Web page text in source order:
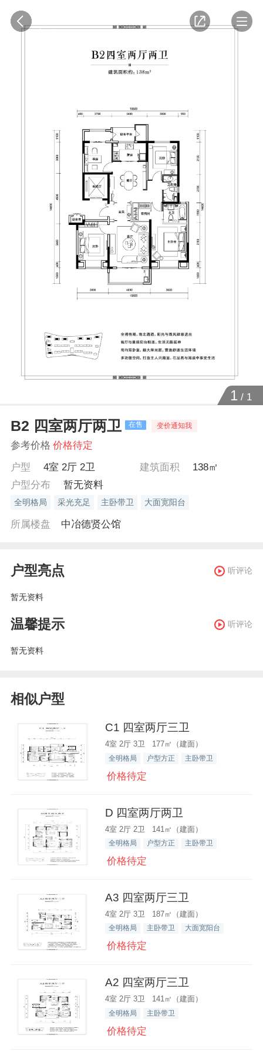
1 / 1
B2 四室两厅两卫 在售 变价通知我
参考价格 价格待定
户型
4室 2厅 2卫 建筑面积
138㎡
户型分布
暂无资料
全明格局 采光充足 主卧带卫 大面宽阳台
所属楼盘 中冶德贤公馆
户型亮点 听评论
暂无资料
温馨提示 听评论
暂无资料
相似户型
C1 四室两厅三卫
4室 2厅 3卫 177㎡（建面）
全明格局 户型方正 主卧带卫
价格待定
D 四室两厅两卫
4室 2厅 2卫 141㎡（建面）
全明格局 户型方正 主卧带卫
价格待定
A3 四室两厅三卫
4室 2厅 3卫 187㎡（建面）
全明格局 主卧带卫 大面宽阳台
价格待定
A2 四室两厅三卫
4室 2厅 3卫 141㎡（建面）
全明格局 主卧带卫
价格待定